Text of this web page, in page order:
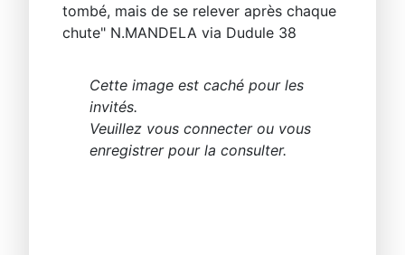
tombé, mais de se relever après chaque
chute" N.MANDELA via Dudule 38
Cette image est caché pour les
invités.
Veuillez vous connecter ou vous
enregistrer pour la consulter.